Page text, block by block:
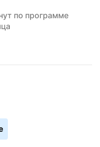
по программе